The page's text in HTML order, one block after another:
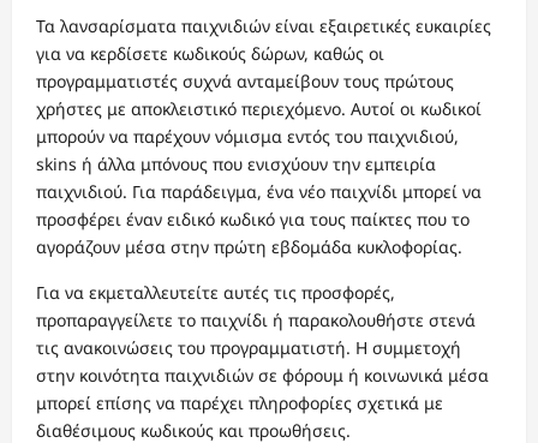
Τα λανσαρίσματα παιχνιδιών είναι εξαιρετικές ευκαιρίες
για να κερδίσετε κωδικούς δώρων, καθώς οι
προγραμματιστές συχνά ανταμείβουν τους πρώτους
χρήστες με αποκλειστικό περιεχόμενο. Αυτοί οι κωδικοί
μπορούν να παρέχουν νόμισμα εντός του παιχνιδιού,
skins ή άλλα μπόνους που ενισχύουν την εμπειρία
παιχνιδιού. Για παράδειγμα, ένα νέο παιχνίδι μπορεί να
προσφέρει έναν ειδικό κωδικό για τους παίκτες που το
αγοράζουν μέσα στην πρώτη εβδομάδα κυκλοφορίας.
Για να εκμεταλλευτείτε αυτές τις προσφορές,
προπαραγγείλετε το παιχνίδι ή παρακολουθήστε στενά
τις ανακοινώσεις του προγραμματιστή. Η συμμετοχή
στην κοινότητα παιχνιδιών σε φόρουμ ή κοινωνικά μέσα
μπορεί επίσης να παρέχει πληροφορίες σχετικά με
διαθέσιμους κωδικούς και προωθήσεις.